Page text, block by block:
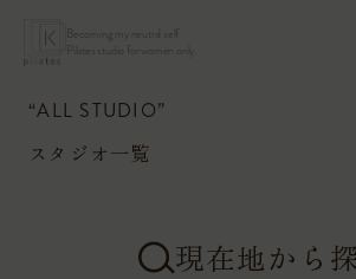
Becoming my neutral self.
Pilates studio for women only.
“ALL STUDIO”
スタジオ一覧
現在地から